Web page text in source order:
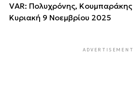
VAR: Πολυχρόνης, Κουμπαράκης
Κυριακή 9 Νοεμβρίου 2025
ADVERTISEMENT